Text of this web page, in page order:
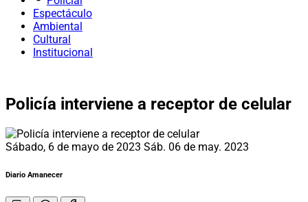
Espectáculo
Ambiental
Cultural
Institucional
Policía interviene a receptor de celular
Sábado, 6 de mayo de 2023 Sáb. 06 de may. 2023
Diario Amanecer